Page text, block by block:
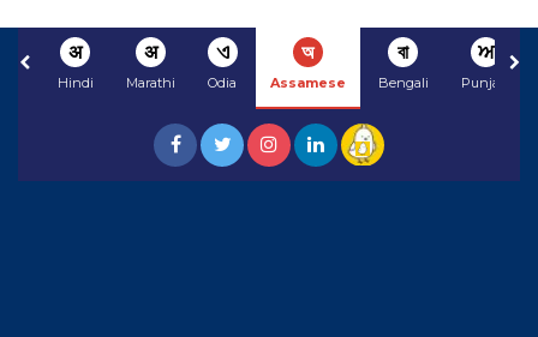
अ
Hindi
अ
Marathi
ଏ
Odia
অ
Assamese
বা
Bengali
ਅ
Punjabi